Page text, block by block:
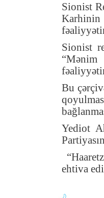
Sionist
Karhinin
Sionist
Bu
Yediot
ehtiva